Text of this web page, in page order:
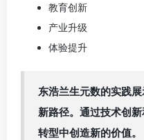
教育创新
产业升级
体验提升
东浩兰生元数的实践
新路径。通过技术创
转型中创造新的价值。